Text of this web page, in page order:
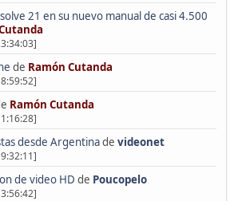
21 en su nuevo manual de casi 4.500
de Ramón Cutanda
Ramón Cutanda
desde Argentinade videonet
de video HD de Poucopelo